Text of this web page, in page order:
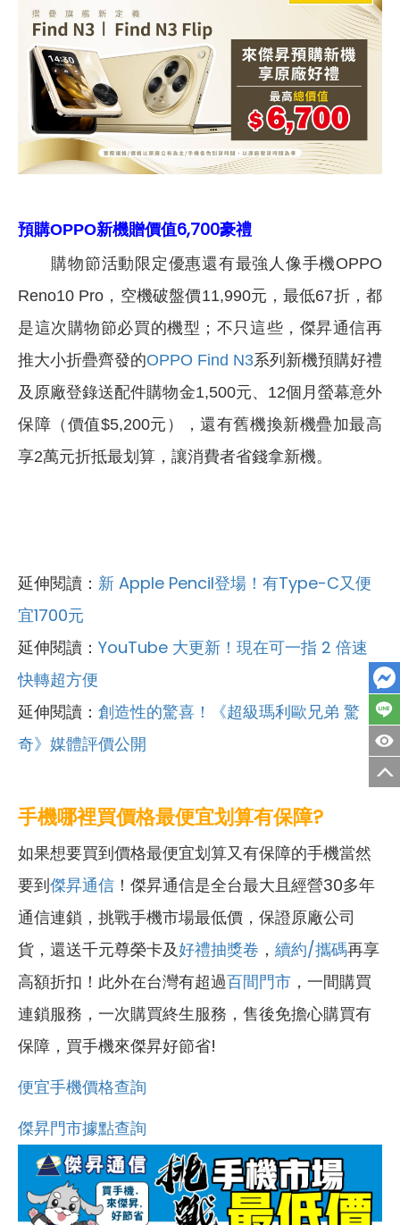
預購OPPO新機贈價值6,700豪禮
購物節活動限定優惠還有最強人像手機OPPO
Reno10 Pro，空機破盤價11,990元，最低67折，都
是這次購物節必買的機型；不只這些，傑昇通信再
推大小折疊齊發的OPPO Find N3系列新機預購好禮
及原廠登錄送配件購物金1,500元、12個月螢幕意外
保障（價值$5,200元），還有舊機換新機疊加最高
享2萬元折抵最划算，讓消費者省錢拿新機。
延伸閱讀： 新 Apple Pencil登場！有Type-C又便
宜1700元
延伸閱讀： YouTube 大更新！現在可一指 2 倍速
快轉超方便
延伸閱讀： 創造性的驚喜！《超級瑪利歐兄弟 驚
奇》媒體評價公開
手機哪裡買價格最便宜划算有保障?
如果想要買到價格最便宜划算又有保障的手機當然
要到傑昇通信 ！傑昇通信是全台最大且經營30多年
通信連鎖，挑戰手機市場最低價，保證原廠公司
貨，還送千元尊榮卡及好禮抽獎卷 ， 續約/攜碼再享
高額折扣！此外在台灣有超過百間門市 ，一間購買
連鎖服務，一次購買終生服務，售後免擔心購買有
保障，買手機來傑昇好節省!
便宜手機價格查詢
傑昇門市據點查詢